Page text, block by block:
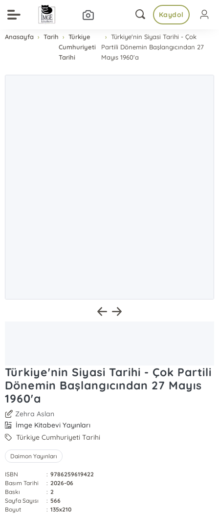
Kaydol
Anasayfa Tarih
Türkiye
Cumhuriyeti
Tarihi
Türkiye'nin Siyasi Tarihi - Çok
Partili Dönemin Başlangıcından 27
Mayıs 1960'a
Türkiye'nin Siyasi Tarihi - Çok Partili
Dönemin Başlangıcından 27 Mayıs
1960'a
Zehra Aslan
İmge Kitabevi Yayınları
Türkiye Cumhuriyeti Tarihi
Daimon Yayınları
ISBN : 9786259619422
Basım Tarihi
: 2026-06
Baskı
: 2
Sayfa Sayısı
: 566
Boyut
: 135x210